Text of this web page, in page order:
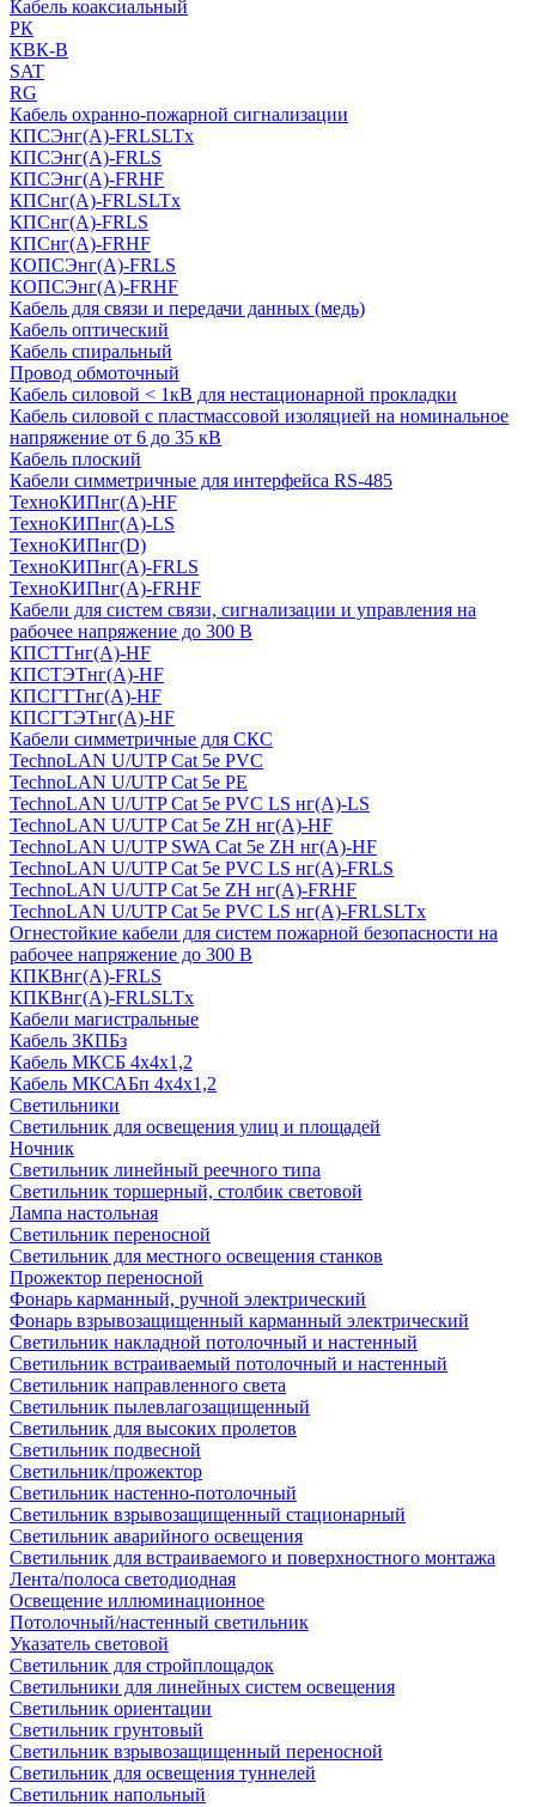
Кабель коаксиальный
РК
КВК-В
SAT
RG
Кабель охранно-пожарной сигнализации
КПСЭнг(А)-FRLSLTx
КПСЭнг(А)-FRLS
КПСЭнг(А)-FRHF
КПСнг(А)-FRLSLTx
КПСнг(А)-FRLS
КПСнг(А)-FRHF
КОПСЭнг(А)-FRLS
КОПСЭнг(А)-FRHF
Кабель для связи и передачи данных (медь)
Кабель оптический
Кабель спиральный
Провод обмоточный
Кабель силовой < 1кВ для нестационарной прокладки
Кабель силовой с пластмассовой изоляцией на номинальное
напряжение от 6 до 35 кВ
Кабель плоский
Кабели симметричные для интерфейса RS-485
ТеxноКИПнг(A)-HF
ТеxноКИПнг(A)-LS
ТеxноКИПнг(D)
ТехноКИПнг(A)-FRLS
ТехноКИПнг(A)-FRHF
Кабели для систем связи, сигнализации и управления на
рабочее напряжение до 300 В
КПСТТнг(A)-HF
КПСТЭТнг(A)-HF
КПСГТТнг(A)-HF
КПСГТЭТнг(A)-HF
Кабели симметричные для СКС
TechnoLAN U/UTP Cat 5e PVC
TechnoLAN U/UTP Cat 5e PE
TechnoLAN U/UTP Cat 5e PVC LS нг(A)-LS
TechnoLAN U/UTP Cat 5e ZH нг(A)-HF
TechnoLAN U/UTP SWA Cat 5e ZH нг(A)-HF
TechnoLAN U/UTP Cat 5e PVC LS нг(A)-FRLS
TechnoLAN U/UTP Cat 5e ZH нг(A)-FRHF
TechnoLAN U/UTP Cat 5e PVC LS нг(A)-FRLSLTx
Огнестойкие кабели для систем пожарной безопасности на
рабочее напряжение до 300 В
КПКВнг(A)-FRLS
КПКВнг(A)-FRLSLTx
Кабели магистральные
Кабель ЗКПБз
Кабель МКСБ 4х4х1,2
Кабель МКСАБп 4х4х1,2
Светильники
Светильник для освещения улиц и площадей
Ночник
Светильник линейный реечного типа
Светильник торшерный, столбик световой
Лампа настольная
Светильник переносной
Светильник для местного освещения станков
Прожектор переносной
Фонарь карманный, ручной электрический
Фонарь взрывозащищенный карманный электрический
Светильник накладной потолочный и настенный
Светильник встраиваемый потолочный и настенный
Светильник направленного света
Светильник пылевлагозащищенный
Светильник для высоких пролетов
Светильник подвесной
Светильник/прожектор
Светильник настенно-потолочный
Светильник взрывозащищенный стационарный
Светильник аварийного освещения
Светильник для встраиваемого и поверхностного монтажа
Лента/полоса светодиодная
Освещение иллюминационное
Потолочный/настенный светильник
Указатель световой
Светильник для стройплощадок
Светильники для линейных систем освещения
Светильник ориентации
Светильник грунтовый
Светильник взрывозащищенный переносной
Светильник для освещения туннелей
Светильник напольный